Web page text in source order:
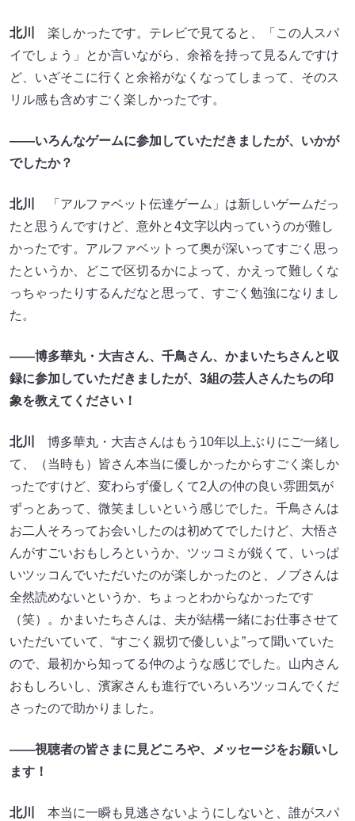
北川
楽しかったです。テレビで見てると、「この人スパ
イでしょう」とか言いながら、余裕を持って見るんですけ
ど、いざそこに行くと余裕がなくなってしまって、そのス
リル感も含めすごく楽しかったです。
――いろんなゲームに参加していただきましたが、いかが
でしたか？
北川
「アルファベット伝達ゲーム」は新しいゲームだっ
たと思うんですけど、意外と4文字以内っていうのが難し
かったです。アルファベットって奥が深いってすごく思っ
たというか、どこで区切るかによって、かえって難しくな
っちゃったりするんだなと思って、すごく勉強になりまし
た。
――博多華丸・大吉さん、千鳥さん、かまいたちさんと収
録に参加していただきましたが、3組の芸人さんたちの印
象を教えてください！
北川
博多華丸・大吉さんはもう10年以上ぶりにご一緒し
て、（当時も）皆さん本当に優しかったからすごく楽しか
ったですけど、変わらず優しくて2人の仲の良い雰囲気が
ずっとあって、微笑ましいという感じでした。千鳥さんは
お二人そろってお会いしたのは初めてでしたけど、大悟さ
んがすごいおもしろというか、ツッコミが鋭くて、いっぱ
いツッコんでいただいたのが楽しかったのと、ノブさんは
全然読めないというか、ちょっとわからなかったです
（笑）。かまいたちさんは、夫が結構一緒にお仕事させて
いただいていて、“すごく親切で優しいよ”って聞いていた
ので、最初から知ってる仲のような感じでした。山内さん
おもしろいし、濱家さんも進行でいろいろツッコんでくだ
さったので助かりました。
――視聴者の皆さまに見どころや、メッセージをお願いし
ます！
北川
本当に一瞬も見逃さないようにしないと、誰がスパ